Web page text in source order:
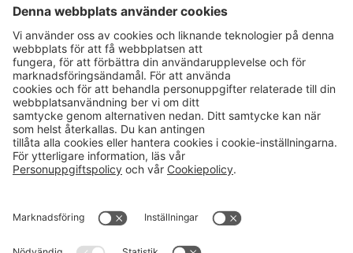
Karriär
Verksamheter
Om Hushållningssällskapet